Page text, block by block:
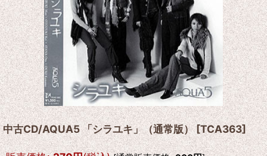
中古CD/AQUA5 「シラユキ」（通常版）[TCA363]